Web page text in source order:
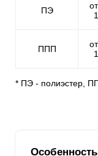
ПЭ
ППП
* ПЭ - полиэстер,